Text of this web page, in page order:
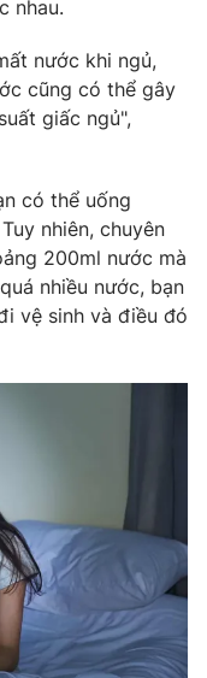
nhau.
nước khi ngủ,
cũng có thể gây
giấc ngủ",
có thể uống
nhiên, chuyên
200ml nước mà
nhiều nước, bạn
vệ sinh và điều đó